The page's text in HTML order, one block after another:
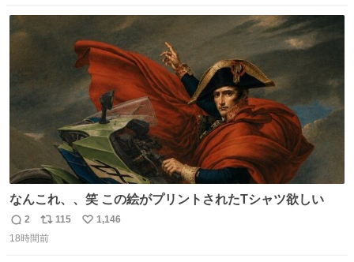
なんこれ、、笑 この絵がプリントされたTシャツ欲しい
返
信
2
リ
ポ
115
い
1,146
18時間前